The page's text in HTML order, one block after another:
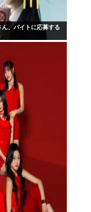
、バイトに応募する